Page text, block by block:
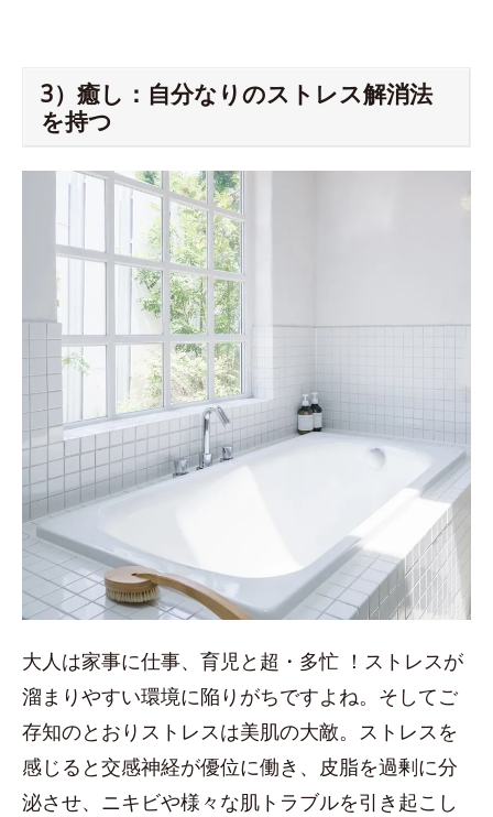
3）癒し：自分なりのストレス解消法
を持つ
大人は家事に仕事、育児と超・多忙 ！ストレスが
溜まりやすい環境に陥りがちですよね。そしてご
存知のとおりストレスは美肌の大敵。ストレスを
感じると交感神経が優位に働き、皮脂を過剰に分
泌させ、ニキビや様々な肌トラブルを引き起こし